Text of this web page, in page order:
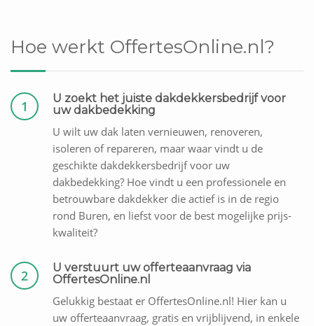
Hoe werkt OffertesOnline.nl?
1
U zoekt het juiste dakdekkersbedrijf voor
uw dakbedekking
U wilt uw dak laten vernieuwen, renoveren,
isoleren of repareren, maar waar vindt u de
geschikte dakdekkersbedrijf voor uw
dakbedekking? Hoe vindt u een professionele en
betrouwbare dakdekker die actief is in de regio
rond Buren, en liefst voor de best mogelijke prijs-
kwaliteit?
2
U verstuurt uw offerteaanvraag via
OffertesOnline.nl
Gelukkig bestaat er OffertesOnline.nl! Hier kan u
uw offerteaanvraag, gratis en vrijblijvend, in enkele